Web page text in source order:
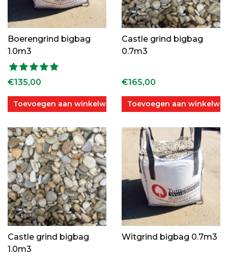
Boerengrind bigbag
1.0m3
Gewaardeerd
€135,00
Toevoegen aan winkelwagen
Castle grind bigbag
0.7m3
€165,00
Toevoegen aan
Castle grind bigbag
1.0m3
Witgrind bigbag 0.7m3